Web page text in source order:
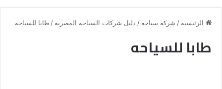
الرئيسية / شركة سياحة / دليل شركات السياحة المصرية / طابا للسياحه
طابا للسياحه